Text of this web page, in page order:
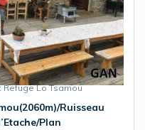
Lo Tsamou
Ruisseau
Plan